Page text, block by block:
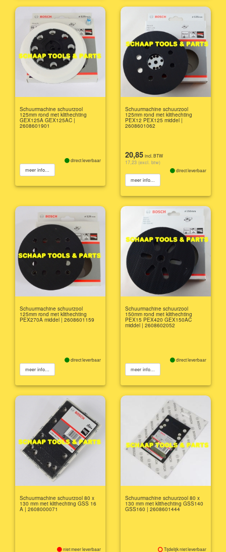
Schuurmachine schuurzool
125mm rond met klithechting
GEX125A GEX125AC |
2608601901
direct leverbaar
meer info...
Schuurmachine schuurzool
125mm rond met klithechting
PEX12 PEX125 middel |
2608601062
20,85 incl. BTW
17,23 (excl. btw)
direct leverbaar
meer info...
Schuurmachine schuurzool
125mm rond met klithechting
PEX270A middel | 2608601159
direct leverbaar
meer info...
Schuurmachine schuurzool
150mm rond met klithechting
PEX15 PEX420 GEX150AC
middel | 2608602052
direct leverbaar
meer info...
Schuurmachine schuurzool 80 x
130 mm met klithechting GSS 16
A | 2608000071
niet meer leverbaar
Schuurmachine schuurzool 80 x
130 mm met klithechting GSS140
GSS160 | 2608601444
Tijdelijk niet leverbaar